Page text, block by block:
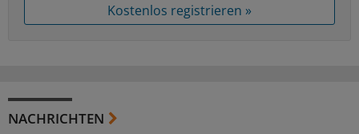
Kostenlos registrieren »
NACHRICHTEN